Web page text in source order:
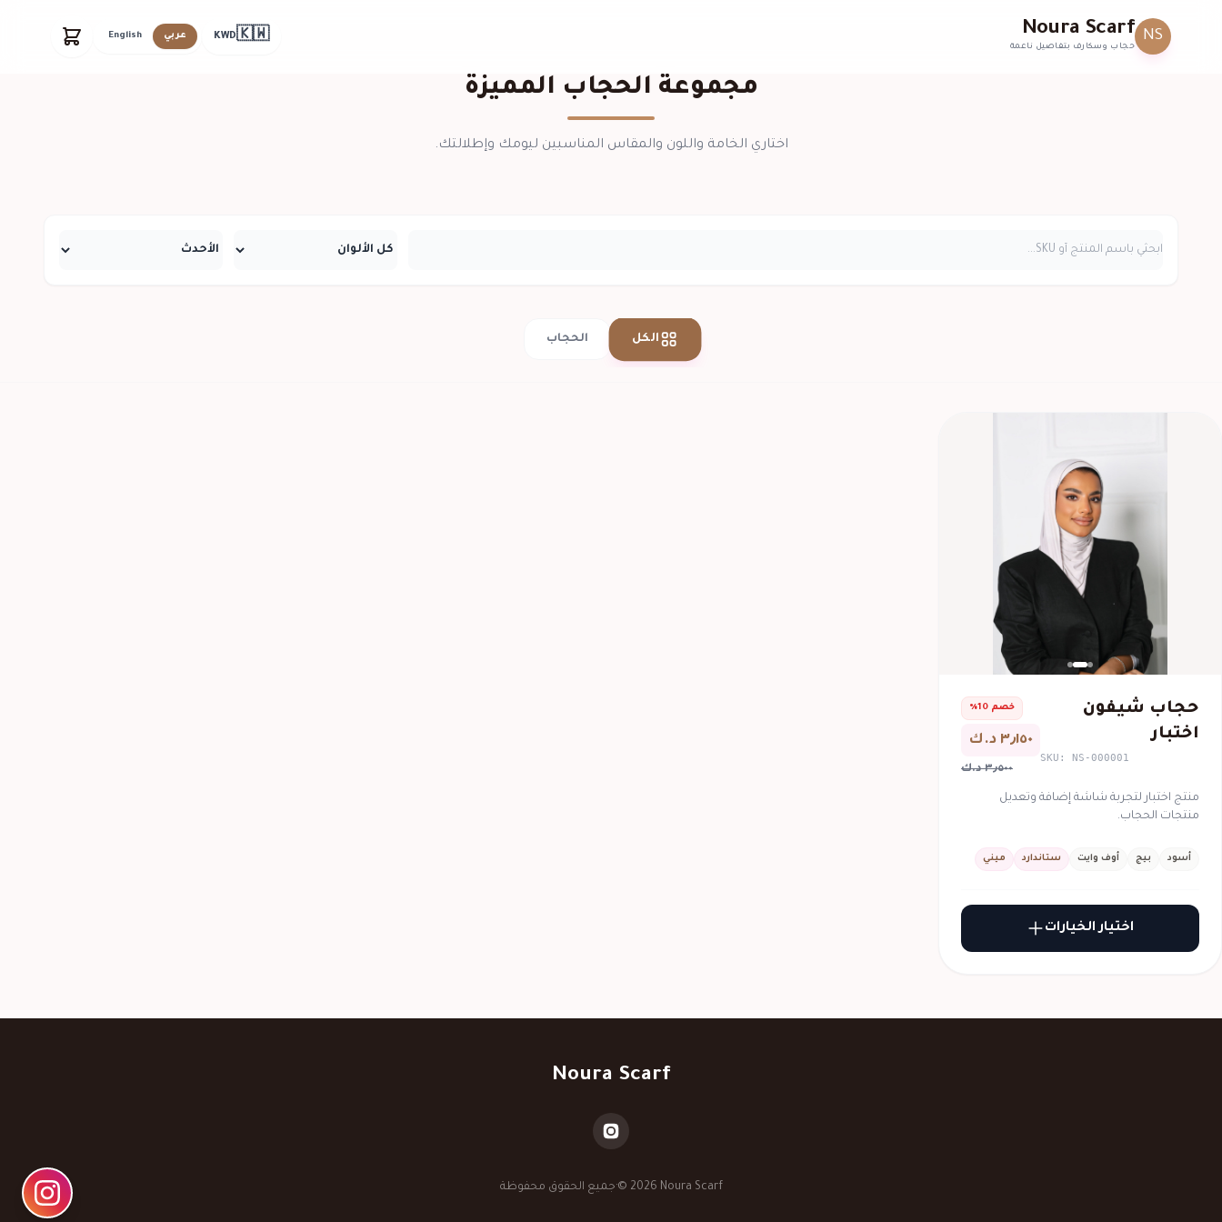
NS
Noura Scarf
حجاب وسكارف بتفاصيل ناعمة
🇰🇼
KWD عربي English
مجموعة الحجاب المميزة
اختاري الخامة واللون والمقاس المناسبين ليومك وإطلالتك.
الكل الحجاب
حجاب شيفون
اختبار
SKU: NS-000001
خصم 10%
٣٫١٥٠ د.ك
٣٫٥٠٠ د.ك
منتج اختبار لتجربة شاشة إضافة وتعديل
منتجات الحجاب.
أسود بيج أوف وايت ستاندارد ميني
اختيار الخيارات
Noura Scarf
© 2026 Noura Scarf
·جميع الحقوق محفوظة